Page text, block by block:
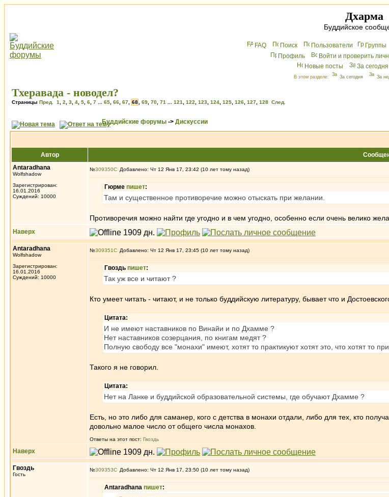
Дхарма
Буддийское
FAQ Поиск Пользователи Группы
Профиль
Войти и проверить
Новые посты
За сегодня
В этом разделе: За сегодня За
Тхеравада - новодел?
Страницы Пред. 1 2 3 4 5 6 7 65 66 67 68 69 70 71 121 122 123 124 125 126 127 128 След.
Буддийские форумы -> Дискуссии
Автор
Antaradhana
Wolfshadow
Зарегистрирован:
16.01.2016
Суждений: 10000
№309350 Добавлено: Чт 12 Янв 17, 23:42 (10 лет тому назад)
Гюрме пишет:
Там и существенное противоречие можно отыскать при желании.
Противоречия можно найти где угодно и в чем угодно, особенно если очень велико
Наверх
Antaradhana
Wolfshadow
Зарегистрирован:
16.01.2016
Суждений: 10000
№309351 Добавлено: Чт 12 Янв 17, 23:45 (10 лет тому назад)
Гвоздь пишет:
Так уж все и читают ?
Кто умеет читать - читают, и не только буддийскую литературу, бывает что и
Цитата:
И не имеют наставников по Винайи и по Дхамме ?
Нет наставников созерцания, по книгам медят ?
Полную свободу все "монахи" имеют, хотят то практикуют хотят это, что хотят то
Такого я не говорил.
Цитата:
Нет на Ланке и буддийской образовательной системы, где обучают Дхамме ?
Есть, но это либо для саманер, кого с детства в монахи отдали, либо для тех, кто
довольно малое число от общего числа монахов.
Ответы на этот пост: Гвоздь
Наверх
Гвоздь
Гость
№309353 Добавлено: Чт 12 Янв 17, 23:50 (10 лет тому назад)
Antaradhana пишет: